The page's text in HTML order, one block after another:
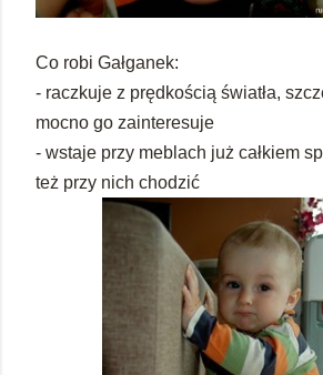
Co robi Gałganek:
- raczkuje z prędkością światła,
mocno go zainteresuje
- wstaje przy meblach już całkiem
też przy nich chodzić